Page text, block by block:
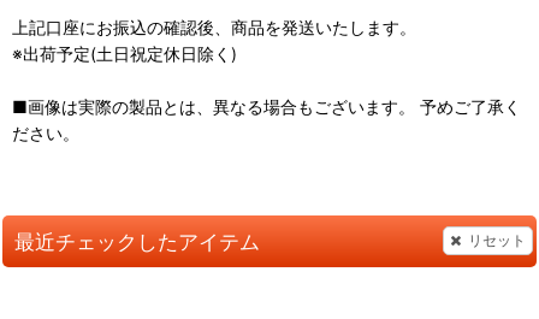
上記口座にお振込の確認後、商品を発送いたします。
※出荷予定(土日祝定休日除く)
■画像は実際の製品とは、異なる場合もございます。 予めご了承く
ださい。
最近チェックしたアイテム リセット